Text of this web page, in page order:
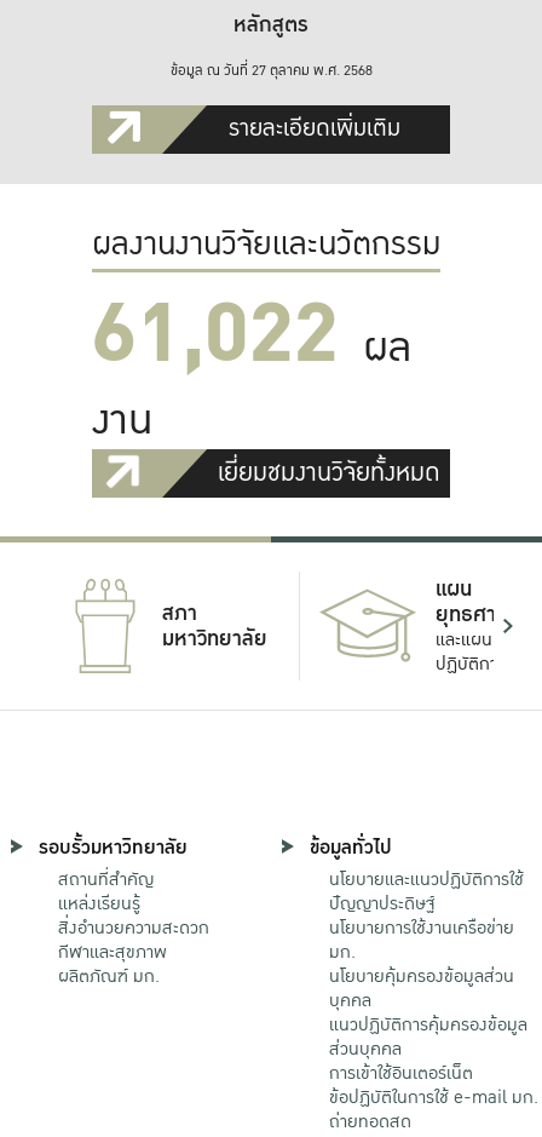
หลักสูตร
ข้อมูล ณ วันที่ 27 ตุลาคม พ.ศ. 2568
รายละเอียดเพิ่มเติม
ผลงานงานวิจัยและนวัตกรรม
61,022 ผล
งาน
เยี่ยมชมงานวิจัยทั้งหมด
สภา
มหาวิทยาลัย
แผน
ยุทธศาสตร์
และแผน
ปฏิบัติการ
รอบรั้วมหาวิทยาลัย
สถานที่สำคัญ
แหล่งเรียนรู้
สิ่งอำนวยความสะดวก
กีฬาและสุขภาพ
ผลิตภัณฑ์ มก.
ข้อมูลทั่วไป
นโยบายและแนวปฏิบัติการใช้
ปัญญาประดิษฐ์
นโยบายการใช้งานเครือข่าย
มก.
นโยบายคุ้มครองข้อมูลส่วน
บุคคล
แนวปฏิบัติการคุ้มครองข้อมูล
ส่วนบุคคล
การเข้าใช้อินเตอร์เน็ต
ข้อปฏิบัติในการใช้ e-mail มก.
ถ่ายทอดสด